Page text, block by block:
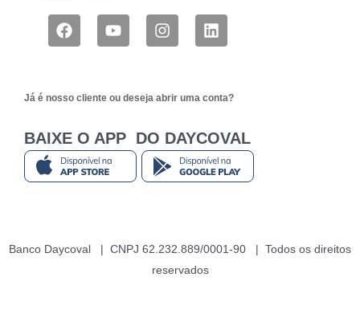
F
a
o
k
Y
o
b
I
n
g
a
m
L
i
d
n
Já é nosso cliente ou deseja abrir uma conta?
BAIXE O APP DO DAYCOVAL
Banco Daycoval | CNPJ 62.232.889/0001-90 | Todos os direitos
reservados